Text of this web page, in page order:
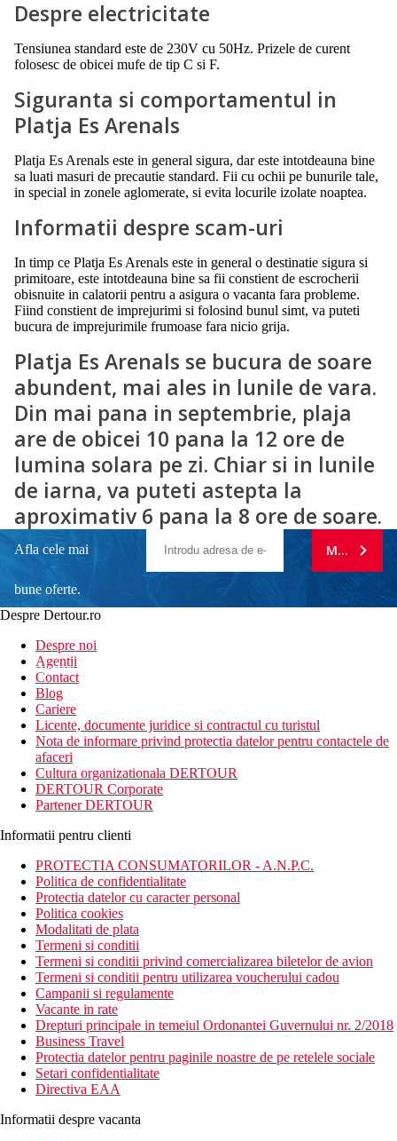
Despre electricitate
Tensiunea standard este de 230V cu 50Hz. Prizele de curent
folosesc de obicei mufe de tip C si F.
Siguranta si comportamentul in
Platja Es Arenals
Platja Es Arenals este in general sigura, dar este intotdeauna bine
sa luati masuri de precautie standard. Fii cu ochii pe bunurile tale,
in special in zonele aglomerate, si evita locurile izolate noaptea.
Informatii despre scam-uri
In timp ce Platja Es Arenals este in general o destinatie sigura si
primitoare, este intotdeauna bine sa fii constient de escrocherii
obisnuite in calatorii pentru a asigura o vacanta fara probleme.
Fiind constient de imprejurimi si folosind bunul simt, va puteti
bucura de imprejurimile frumoase fara nicio grija.
Platja Es Arenals se bucura de soare
abundent, mai ales in lunile de vara.
Din mai pana in septembrie, plaja
are de obicei 10 pana la 12 ore de
lumina solara pe zi. Chiar si in lunile
de iarna, va puteti astepta la
aproximativ 6 pana la 8 ore de soare.
Afla cele mai
bune oferte.
newsletter!
MA
Despre Dertour.ro
Despre noi
Agentii
Contact
Blog
Cariere
Licente, documente juridice si contractul cu turistul
Nota de informare privind protectia datelor pentru contactele de
afaceri
Cultura organizationala DERTOUR
DERTOUR Corporate
Partener DERTOUR
Informatii pentru clienti
PROTECTIA CONSUMATORILOR - A.N.P.C.
Politica de confidentialitate
Protectia datelor cu caracter personal
Politica cookies
Modalitati de plata
Termeni si conditii
Termeni si conditii privind comercializarea biletelor de avion
Termeni si conditii pentru utilizarea voucherului cadou
Campanii si regulamente
Vacante in rate
Drepturi principale in temeiul Ordonantei Guvernului nr. 2/2018
Business Travel
Protectia datelor pentru paginile noastre de pe retelele sociale
Setari confidentialitate
Directiva EAA
Informatii despre vacanta